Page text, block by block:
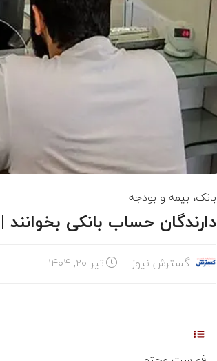
بانک، بیمه و بودجه
دارندگان حساب بانکی
گسترش نیوز تیر ۲۰, ۱۴۰۴